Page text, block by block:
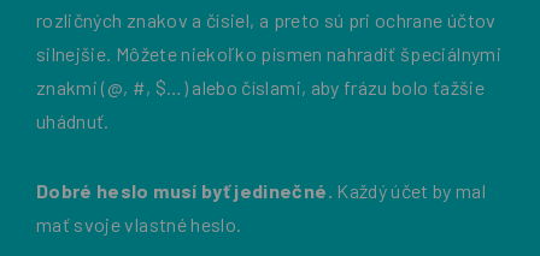
rozličných znakov a čísiel, a preto sú pri ochrane účtov
silnejšie. Môžete niekoľko písmen nahradiť špeciálnymi
znakmi (@, #, $…) alebo číslami, aby frázu bolo ťažšie
uhádnuť.
Dobré heslo musí byť jedinečné. Každý účet by mal
mať svoje vlastné heslo.